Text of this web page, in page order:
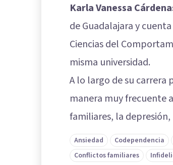
Karla Vanessa
de Guadalajara y
Ciencias del
misma universidad.
A lo largo de su
manera muy frecuente
familiares, la
Ansiedad Codependencia
Conflictos familiares